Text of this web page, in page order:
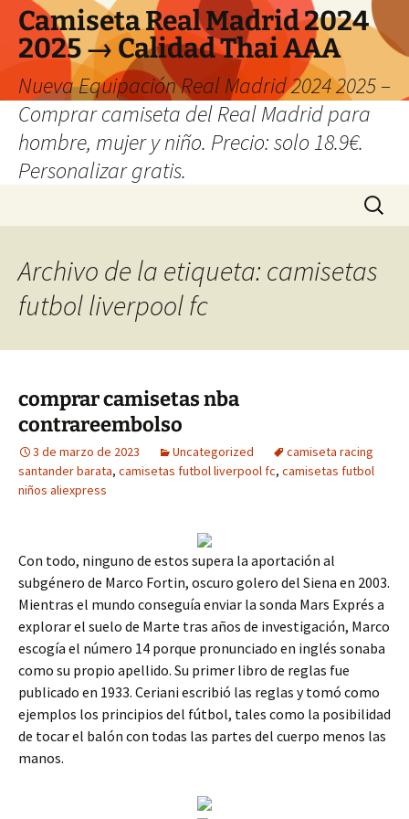
Camiseta Real Madrid 2024
2025 → Calidad Thai AAA
Nueva Equipación Real Madrid 2024 2025 –
Comprar camiseta del Real Madrid para
hombre, mujer y niño. Precio: solo 18.9€.
Personalizar gratis.
Buscar:
Archivo de la etiqueta: camisetas
futbol liverpool fc
comprar camisetas nba
contrareembolso
3 de marzo de 2023 Uncategorized
camiseta racing
santander barata, camisetas futbol liverpool fc, camisetas futbol
niños aliexpress
Con todo, ninguno de estos supera la aportación al
subgénero de Marco Fortin, oscuro golero del Siena en 2003.
Mientras el mundo conseguía enviar la sonda Mars Exprés a
explorar el suelo de Marte tras años de investigación, Marco
escogía el número 14 porque pronunciado en inglés sonaba
como su propio apellido. Su primer libro de reglas fue
publicado en 1933. Ceriani escribió las reglas y tomó como
ejemplos los principios del fútbol, tales como la posibilidad
de tocar el balón con todas las partes del cuerpo menos las
manos.